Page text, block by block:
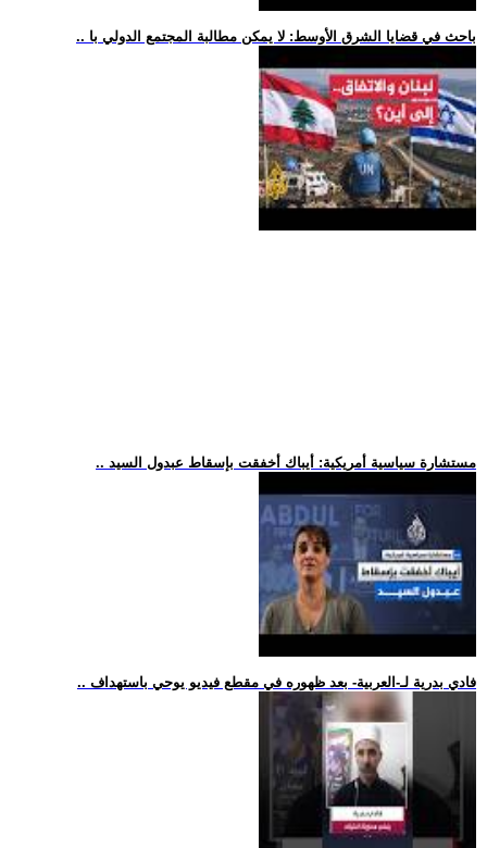
.. باحث في قضايا الشرق الأوسط: لا يمكن مطالبة المجتمع الدولي با
.. مستشارة سياسية أمريكية: أيباك أخفقت بإسقاط عبدول السيد
.. فادي بدرية لـ-العربية- بعد ظهوره في مقطع فيديو يوحي باستهداف